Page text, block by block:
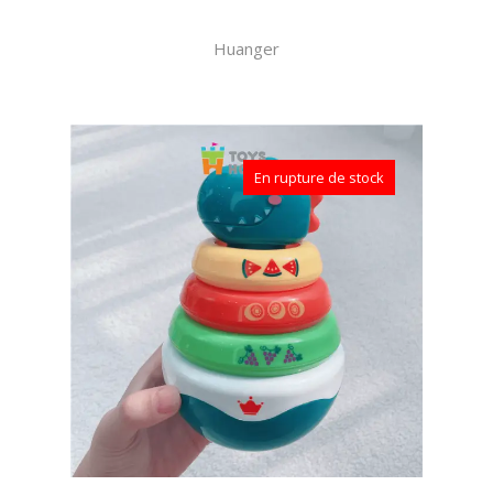
Huanger
En rupture de stock